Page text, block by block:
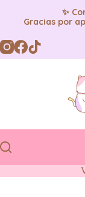
✨
Gracias por
Saltar
al
contenido